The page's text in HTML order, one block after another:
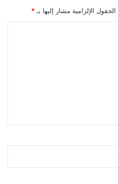
الحقول الإلزامية مشار إليها بـ *